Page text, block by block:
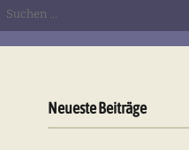
Neueste Beiträge